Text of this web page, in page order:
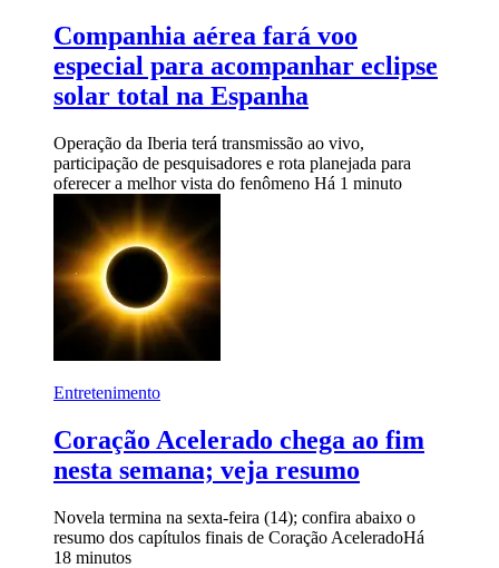
Companhia aérea fará voo
especial para acompanhar eclipse
solar total na Espanha
Operação da Iberia terá transmissão ao vivo,
participação de pesquisadores e rota planejada para
oferecer a melhor vista do fenômeno Há 1 minuto
Entretenimento
Coração Acelerado chega ao fim
nesta semana; veja resumo
Novela termina na sexta-feira (14); confira abaixo o
resumo dos capítulos finais de Coração AceleradoHá
18 minutos